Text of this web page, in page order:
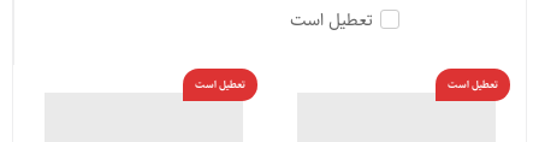
تعطیل است
تعطیل است تعطیل است